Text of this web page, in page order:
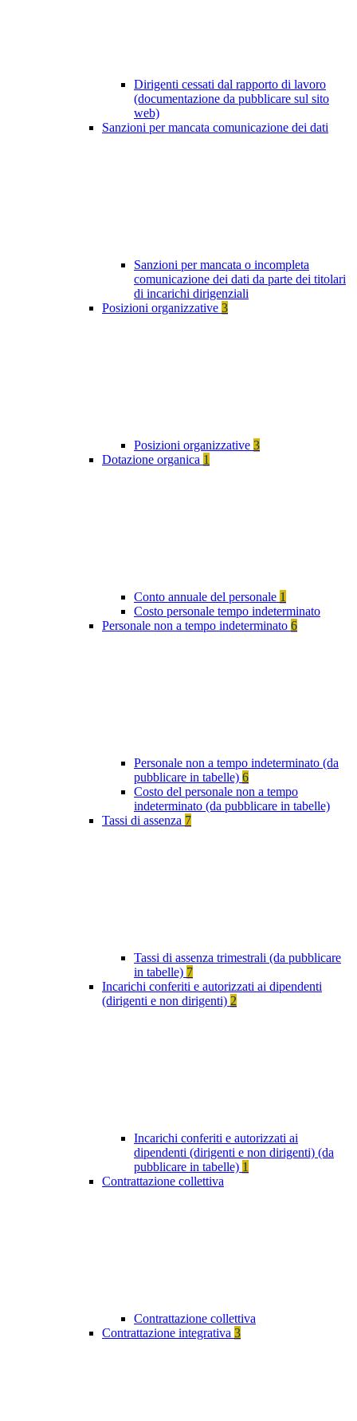
Dirigenti cessati dal rapporto di lavoro
(documentazione da pubblicare sul sito
web)
Sanzioni per mancata comunicazione dei dati
Sanzioni per mancata o incompleta
comunicazione dei dati da parte dei titolari
di incarichi dirigenziali
Posizioni organizzative 3
Posizioni organizzative 3
Dotazione organica 1
Conto annuale del personale 1
Costo personale tempo indeterminato
Personale non a tempo indeterminato 6
Personale non a tempo indeterminato (da
pubblicare in tabelle) 6
Costo del personale non a tempo
indeterminato (da pubblicare in tabelle)
Tassi di assenza 7
Tassi di assenza trimestrali (da pubblicare
in tabelle) 7
Incarichi conferiti e autorizzati ai dipendenti
(dirigenti e non dirigenti) 2
Incarichi conferiti e autorizzati ai
dipendenti (dirigenti e non dirigenti) (da
pubblicare in tabelle) 1
Contrattazione collettiva
Contrattazione collettiva
Contrattazione integrativa 3